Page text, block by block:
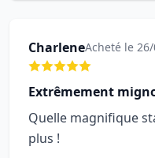
CharleneAcheté le
Extrêmement
Quelle magnifique
plus !